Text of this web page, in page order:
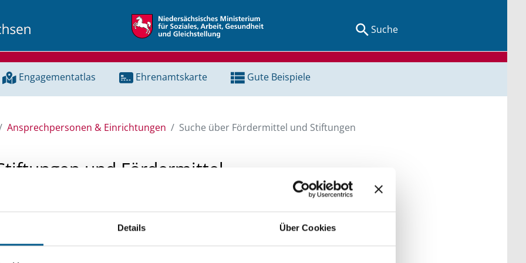
Details Über Cookies
Suche
Engagementatlas Ehrenamtskarte Gute Beispiele
Ansprechpersonen & Einrichtungen Suche über Fördermittel und Stiftungen
und Fördermittel
und Stiftungsdatenbank recherchieren. Bei der Suche bitte die Groß- und